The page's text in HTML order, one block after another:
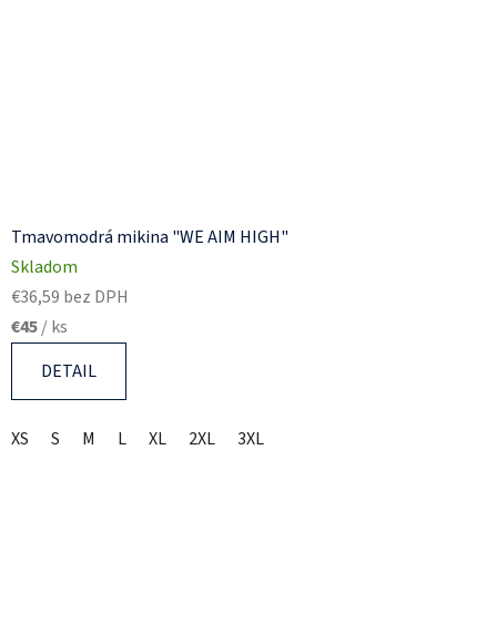
Tmavomodrá mikina "WE AIM HIGH"
Skladom
€36,59 bez DPH
€45/ ks
DETAIL
XS S M L XL 2XL 3XL